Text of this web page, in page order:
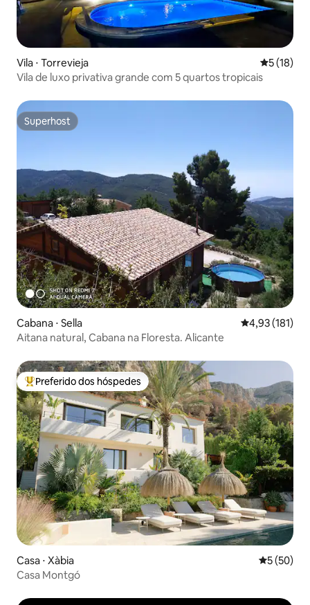
Vila ⋅ Torrevieja 5 de uma
5 (18)
Vila de luxo privativa grande com 5 quartos tropicais
Superhost
Superhost
Cabana ⋅ Sella 4,93 de uma
4,93 (181)
Aitana natural, Cabana na Floresta. Alicante
Entre os melhores preferidos dos hóspedes
Preferido dos hóspedes
Casa ⋅ Xàbia 5 de uma
5 (50)
Casa Montgó